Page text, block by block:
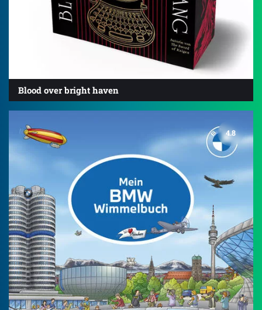
Blood over bright haven
4.8